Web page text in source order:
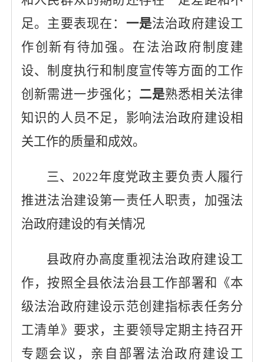
足。 主要表现在： 一是法治政府建设工
作创新有待加强。在法治政府制度建
设、制度执行和制度宣传等方面的工作
创新需进一步强化；
二是熟悉相关法律
知识的人员不足，影响法治政府建设相
关工作的质量和成效。
三、 2022年度党政主要负责人履行
推进法治建设第一责任人职责，加强法
治政府建设的有关情况
县政府办高度重视法治政府建设工
作，按照全县依法治县工作部署和《本
级法治政府建设示范创建指标表任务分
工清单》要求，主要领导定期主持召开
专题会议 ， 亲自部署法治政府建设工